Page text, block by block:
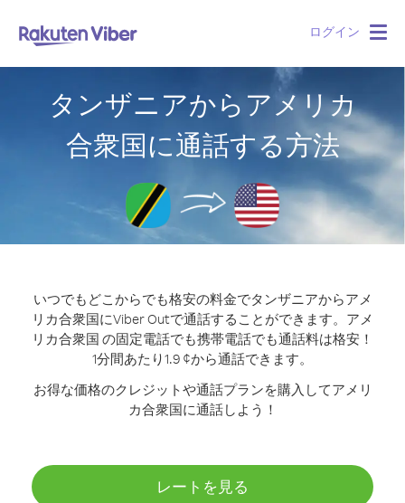
ログイン
タンザニアからアメリカ
合衆国に通話する方法
いつでもどこからでも格安の料金でタンザニアからアメ
リカ合衆国にViber Outで通話することができます。 アメ
リカ合衆国 の固定電話でも携帯電話でも通話料は格安！
1分間あたり1.9 ¢から通話できます。
お得な価格のクレジットや通話プランを購入してアメリ
カ合衆国に通話しよう！
レートを見る